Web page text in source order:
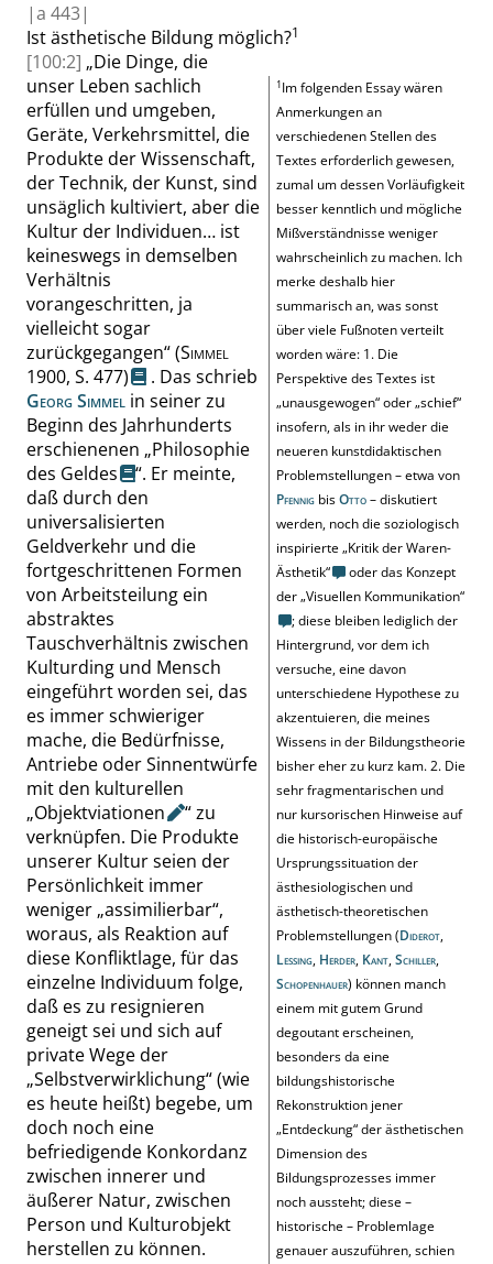
|a 443|
Ist ästhetische Bildung möglich?1
1Im folgenden Essay wären
Anmerkungen an
verschiedenen Stellen des
Textes erforderlich gewesen,
zumal um dessen Vorläufigkeit
besser kenntlich und mögliche
Mißverständnisse weniger
wahrscheinlich zu machen. Ich
merke deshalb hier
summarisch an, was sonst
über viele Fußnoten verteilt
worden wäre: 1. Die
Perspektive des Textes ist
„unausgewogen“oder„schief“
insofern, als in ihr weder die
neueren kunstdidaktischen
Problemstellungen – etwa von
Pfennig bisOtto– diskutiert
werden, noch die soziologisch
inspirierte„Kritik der Waren-
Ästhetik“
oder das Konzept
der„Visuellen Kommunikation“
; diese bleiben lediglich der
Hintergrund, vor dem ich
versuche, eine davon
unterschiedene Hypothese zu
akzentuieren, die meines
Wissens in der Bildungstheorie
bisher eher zu kurz kam. 2. Die
sehr fragmentarischen und
nur kursorischen Hinweise auf
die historisch-europäische
Ursprungssituation der
ästhesiologischen und
ästhetisch-theoretischen
Problemstellungen (Diderot,
Lessing, Herder, Kant,Schiller,
Schopenhauer) können manch
einem mit gutem Grund
degoutant erscheinen,
besonders da eine
bildungshistorische
Rekonstruktion jener
„Entdeckung“der ästhetischen
Dimension des
Bildungsprozesses immer
noch aussteht; diese –
historische – Problemlage
genauer auszuführen, schien
[100:2] „Die Dinge, die
unser Leben sachlich
erfüllen und umgeben,
Geräte, Verkehrsmittel, die
Produkte der Wissenschaft,
der Technik, der Kunst, sind
unsäglich kultiviert, aber die
Kultur der Individuen… ist
keineswegs in demselben
Verhältnis
vorangeschritten, ja
vielleicht sogar
zurückgegangen“(Simmel
1900, S. 477) . Das schrieb
Georg Simmel in seiner zu
Beginn des Jahrhunderts
erschienenen „Philosophie
des Geldes
“. Er meinte,
daß durch den
universalisierten
Geldverkehr und die
fortgeschrittenen Formen
von Arbeitsteilung ein
abstraktes
Tauschverhältnis zwischen
Kulturding und Mensch
eingeführt worden sei, das
es immer schwieriger
mache, die Bedürfnisse,
Antriebe oder Sinnentwürfe
mit den kulturellen
„Objektviationen “zu
verknüpfen. Die Produkte
unserer Kultur seien der
Persönlichkeit immer
weniger „assimilierbar“,
woraus, als Reaktion auf
diese Konfliktlage, für das
einzelne Individuum folge,
daß es zu resignieren
geneigt sei und sich auf
private Wege der
„Selbstverwirklichung“(wie
es heute heißt) begebe, um
doch noch eine
befriedigende Konkordanz
zwischen innerer und
äußerer Natur, zwischen
Person und Kulturobjekt
herstellen zu können.